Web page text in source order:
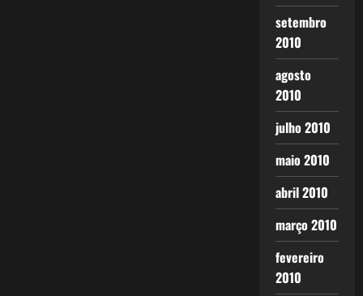
setembro
2010
agosto
2010
julho 2010
maio 2010
abril 2010
março 2010
fevereiro
2010